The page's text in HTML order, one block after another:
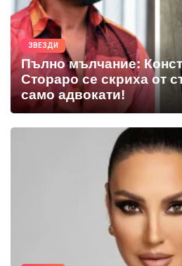
ЗВЕЗДИ
Пълно мълчание:
Стораро се скриха от
само адвокати!